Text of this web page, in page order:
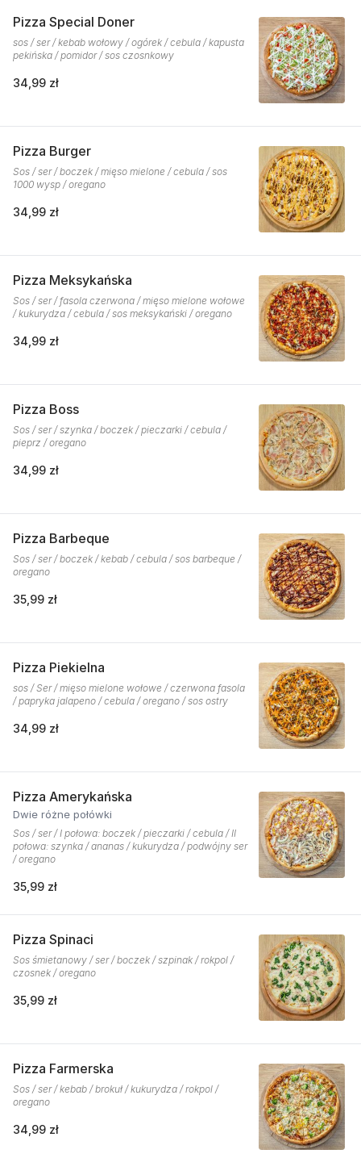
Pizza Special Doner
sos / ser / kebab wołowy / ogórek / cebula / kapusta
pekińska / pomidor / sos czosnkowy
34,99 zł
Pizza Burger
Sos / ser / boczek / mięso mielone / cebula / sos
1000 wysp / oregano
34,99 zł
Pizza Meksykańska
Sos / ser / fasola czerwona / mięso mielone wołowe
/ kukurydza / cebula / sos meksykański / oregano
34,99 zł
Pizza Boss
Sos / ser / szynka / boczek / pieczarki / cebula /
pieprz / oregano
34,99 zł
Pizza Barbeque
Sos / ser / boczek / kebab / cebula / sos barbeque /
oregano
35,99 zł
Pizza Piekielna
sos / Ser / mięso mielone wołowe / czerwona fasola
/ papryka jalapeno / cebula / oregano / sos ostry
34,99 zł
Pizza Amerykańska
Dwie różne połówki
Sos / ser / I połowa: boczek / pieczarki / cebula / II
połowa: szynka / ananas / kukurydza / podwójny ser
/ oregano
35,99 zł
Pizza Spinaci
Sos śmietanowy / ser / boczek / szpinak / rokpol /
czosnek / oregano
35,99 zł
Pizza Farmerska
Sos / ser / kebab / brokuł / kukurydza / rokpol /
oregano
34,99 zł